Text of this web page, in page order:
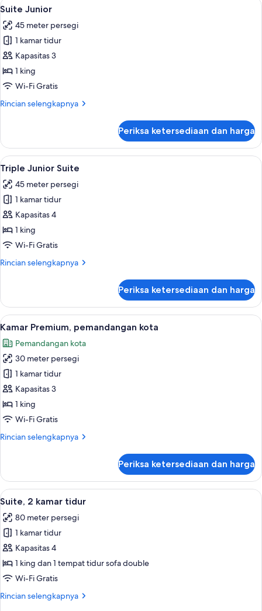
semua
foto
untuk
Suite
Junior
8
Suite Junior
45 meter persegi
1 kamar tidur
Kapasitas 3
1 king
Wi-Fi Gratis
Rincian selengkapnya
Rincian
Suite
Junior
Periksa ketersediaan dan harga
Lihat
semua
foto
untuk
Triple
Junior
Suite
Seprai premium, tempat tidur Select
6
Triple Junior Suite
45 meter persegi
1 kamar tidur
Kapasitas 4
1 king
Wi-Fi Gratis
Rincian selengkapnya
Rincian
Triple
Junior
Suite
Periksa ketersediaan dan harga
Lihat
semua
foto
untuk
Kamar
Premium,
pemandangan
kota
Seprai premium, tempat tidur Select
8
Kamar Premium, pemandangan kota
Pemandangan kota
30 meter persegi
1 kamar tidur
Kapasitas 3
1 king
Wi-Fi Gratis
Rincian selengkapnya
Rincian
Kamar
Premium,
pemandangan
Periksa ketersediaan dan harga
Lihat
semua
foto
untuk
Suite,
2
kamar
Seprai premium, tempat tidur Select
11
Suite, 2 kamar tidur
80 meter persegi
1 kamar tidur
Kapasitas 4
1 king dan 1 tempat tidur sofa double
Wi-Fi Gratis
Rincian selengkapnya
Rincian